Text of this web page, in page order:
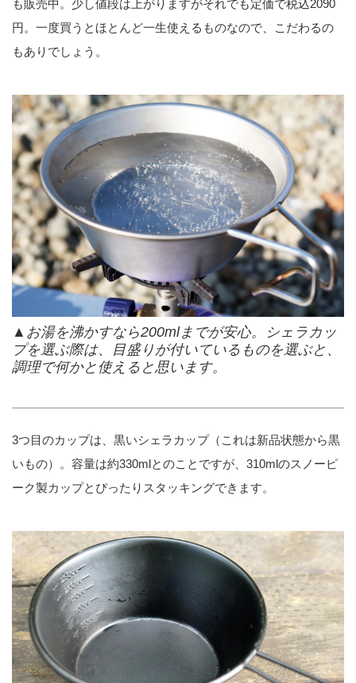
も販売中。少し値段は上がりますがそれでも定価で税込2090
円。一度買うとほとんど一生使えるものなので、こだわるの
もありでしょう。
▲お湯を沸かすなら200mlまでが安心。シェラカッ
プを選ぶ際は、目盛りが付いているものを選ぶと、
調理で何かと使えると思います。
3つ目のカップは、黒いシェラカップ（これは新品状態から黒
いもの）。容量は約330mlとのことですが、310mlのスノーピ
ーク製カップとぴったりスタッキングできます。